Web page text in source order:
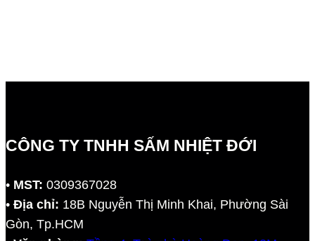
CÔNG TY TNHH SẤM NHIỆT ĐỚI
• MST: 0309367028
• Địa chỉ: 18B Nguyễn Thị Minh Khai, Phường Sài
Gòn, Tp.HCM